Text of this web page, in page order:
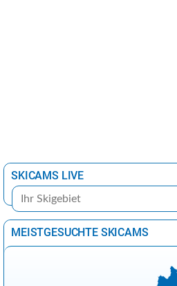
SKICAMS LIVE
MEISTGESUCHTE SKICAMS